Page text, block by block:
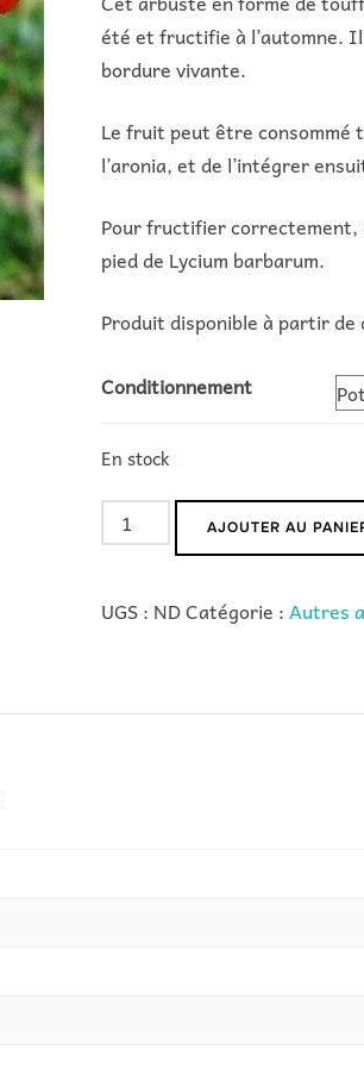
été et fructifie à l’automne.
bordure vivante.
Le fruit peut être consommé
l’aronia, et de l’intégrer
Pour fructifier correctement,
pied de Lycium barbarum.
Produit disponible à partir de
Conditionnement
En stock
quantité
de
de
Lycium
AJOUTER AU
UGS : NDCatégorie :Autres